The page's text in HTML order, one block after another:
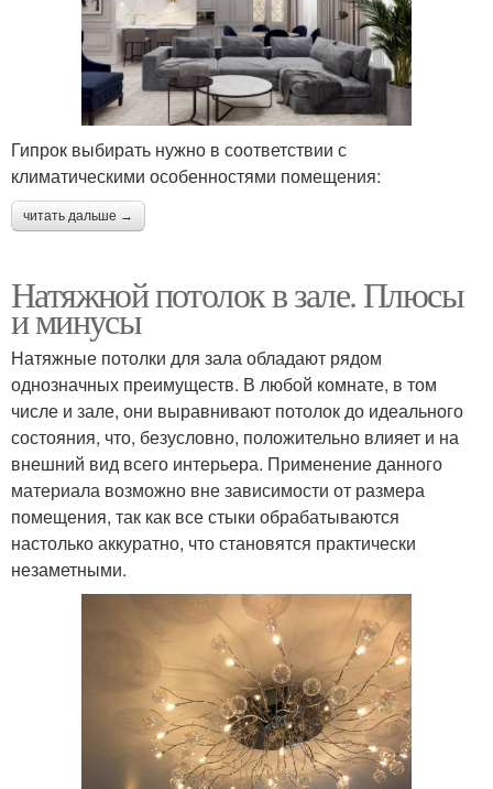
Гипрок выбирать нужно в соответствии с
климатическими особенностями помещения:
читать дальше →
Натяжной потолок в зале. Плюсы
и минусы
Натяжные потолки для зала обладают рядом
однозначных преимуществ. В любой комнате, в том
числе и зале, они выравнивают потолок до идеального
состояния, что, безусловно, положительно влияет и на
внешний вид всего интерьера. Применение данного
материала возможно вне зависимости от размера
помещения, так как все стыки обрабатываются
настолько аккуратно, что становятся практически
незаметными.